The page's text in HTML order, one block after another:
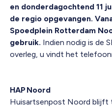
en donderdagochtend 11
de regio opgevangen.
Spoedplein Rotterdam
gebruik. Indien nodig is de
overleg, u vindt het
HAP Noord
Huisartsenpost Noord blijft